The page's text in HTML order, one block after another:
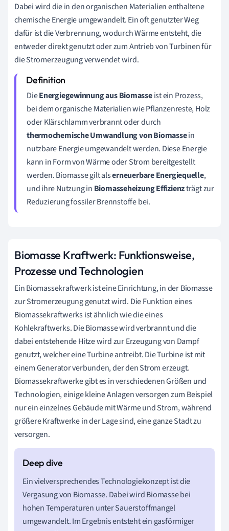
Dabei wird die in den organischen Materialien enthaltene
chemische Energie umgewandelt. Ein oft genutzter Weg
dafür ist die Verbrennung, wodurch Wärme entsteht, die
entweder direkt genutzt oder zum Antrieb von Turbinen für
die Stromerzeugung verwendet wird.
DieEnergiegewinnung aus Biomasseist ein Prozess,
bei dem organische Materialien wie Pflanzenreste, Holz
oder Klärschlamm verbrannt oder durch
thermochemische Umwandlung von Biomassein
nutzbare Energie umgewandelt werden. Diese Energie
kann in Form von Wärme oder Strom bereitgestellt
werden. Biomasse gilt alserneuerbare Energiequelle,
und ihre Nutzung in Biomasseheizung Effizienzträgt zur
Reduzierung fossiler Brennstoffe bei.
Biomasse Kraftwerk: Funktionsweise,
Prozesse und Technologien
Ein Biomassekraftwerk ist eine Einrichtung, in der Biomasse
zur Stromerzeugung genutzt wird. Die Funktion eines
Biomassekraftwerks ist ähnlich wie die eines
Kohlekraftwerks. Die Biomasse wird verbrannt und die
dabei entstehende Hitze wird zur Erzeugung von Dampf
genutzt, welcher eine Turbine antreibt. Die Turbine ist mit
einem Generator verbunden, der den Strom erzeugt.
Biomassekraftwerke gibt es in verschiedenen Größen und
Technologien, einige kleine Anlagen versorgen zum Beispiel
nur ein einzelnes Gebäude mit Wärme und Strom, während
größere Kraftwerke in der Lage sind, eine ganze Stadt zu
versorgen.
Ein vielversprechendes Technologiekonzept ist die
Vergasung von Biomasse. Dabei wird Biomasse bei
hohen Temperaturen unter Sauerstoffmangel
umgewandelt. Im Ergebnis entsteht ein gasförmiger